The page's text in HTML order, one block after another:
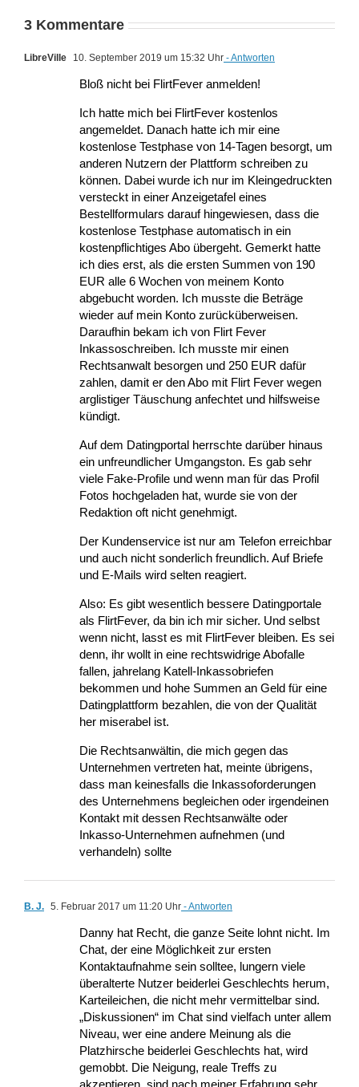
3 Kommentare
LibreVille 10. September 2019 um 15:32 Uhr - Antworten
Bloß nicht bei FlirtFever anmelden!
Ich hatte mich bei FlirtFever kostenlos
angemeldet. Danach hatte ich mir eine
kostenlose Testphase von 14-Tagen besorgt, um
anderen Nutzern der Plattform schreiben zu
können. Dabei wurde ich nur im Kleingedruckten
versteckt in einer Anzeigetafel eines
Bestellformulars darauf hingewiesen, dass die
kostenlose Testphase automatisch in ein
kostenpflichtiges Abo übergeht. Gemerkt hatte
ich dies erst, als die ersten Summen von 190
EUR alle 6 Wochen von meinem Konto
abgebucht worden. Ich musste die Beträge
wieder auf mein Konto zurücküberweisen.
Daraufhin bekam ich von Flirt Fever
Inkassoschreiben. Ich musste mir einen
Rechtsanwalt besorgen und 250 EUR dafür
zahlen, damit er den Abo mit Flirt Fever wegen
arglistiger Täuschung anfechtet und hilfsweise
kündigt.
Auf dem Datingportal herrschte darüber hinaus
ein unfreundlicher Umgangston. Es gab sehr
viele Fake-Profile und wenn man für das Profil
Fotos hochgeladen hat, wurde sie von der
Redaktion oft nicht genehmigt.
Der Kundenservice ist nur am Telefon erreichbar
und auch nicht sonderlich freundlich. Auf Briefe
und E-Mails wird selten reagiert.
Also: Es gibt wesentlich bessere Datingportale
als FlirtFever, da bin ich mir sicher. Und selbst
wenn nicht, lasst es mit FlirtFever bleiben. Es sei
denn, ihr wollt in eine rechtswidrige Abofalle
fallen, jahrelang Katell-Inkassobriefen
bekommen und hohe Summen an Geld für eine
Datingplattform bezahlen, die von der Qualität
her miserabel ist.
Die Rechtsanwältin, die mich gegen das
Unternehmen vertreten hat, meinte übrigens,
dass man keinesfalls die Inkassoforderungen
des Unternehmens begleichen oder irgendeinen
Kontakt mit dessen Rechtsanwälte oder
Inkasso-Unternehmen aufnehmen (und
verhandeln) sollte
B. J. 5. Februar 2017 um 11:20 Uhr - Antworten
Danny hat Recht, die ganze Seite lohnt nicht. Im
Chat, der eine Möglichkeit zur ersten
Kontaktaufnahme sein solltee, lungern viele
überalterte Nutzer beiderlei Geschlechts herum,
Karteileichen, die nicht mehr vermittelbar sind.
„Diskussionen“ im Chat sind vielfach unter allem
Niveau, wer eine andere Meinung als die
Platzhirsche beiderlei Geschlechts hat, wird
gemobbt. Die Neigung, reale Treffs zu
akzeptieren, sind nach meiner Erfahrung sehr